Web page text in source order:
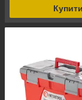
Купити